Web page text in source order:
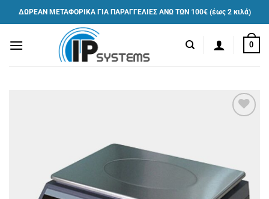
Μετάβαση
στο
ΔΩΡΕΑΝ ΜΕΤΑΦΟΡΙΚΑ ΓΙΑ ΠΑΡΑΓΓΕΛΙΕΣ ΑΝΩ ΤΩΝ 100€ (έως 2 κιλά)
0